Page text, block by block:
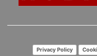
Privacy Policy